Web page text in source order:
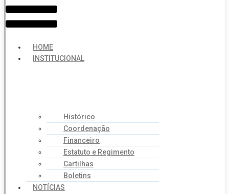
HOME
INSTITUCIONAL
Histórico
Coordenação
Financeiro
Estatuto e Regimento
Cartilhas
Boletins
NOTÍCIAS